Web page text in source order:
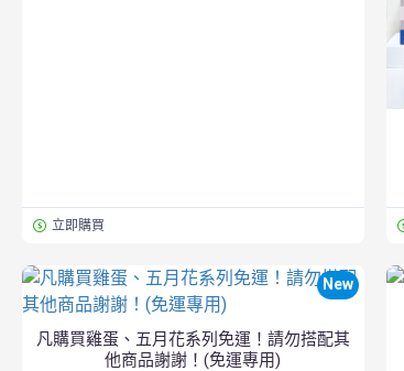
立即購買
New
凡購買雞蛋、五月花系列免運！請勿搭配其
他商品謝謝！(免運專用)